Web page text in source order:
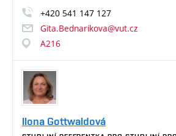
+420 541 147 127
Gita.Bednarikova@vut.cz
A216
Ilona Gottwaldová